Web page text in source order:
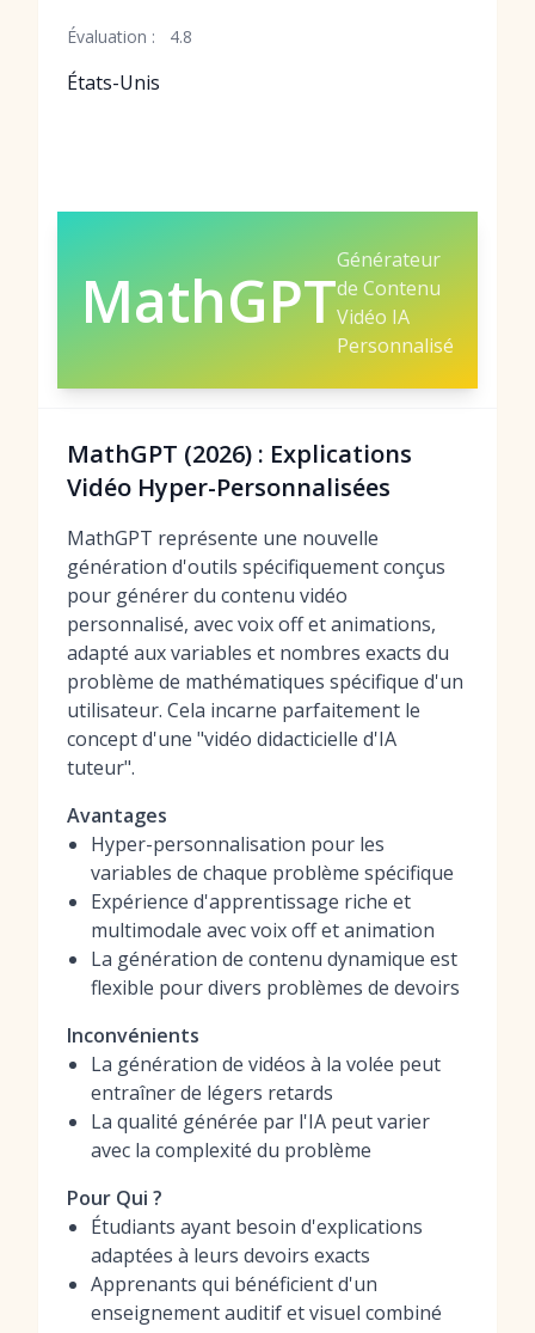
Évaluation : 4.8
États-Unis
MathGPT
Générateur
de Contenu
Vidéo IA
Personnalisé
MathGPT (2026) : Explications
Vidéo Hyper-Personnalisées
MathGPT représente une nouvelle
génération d'outils spécifiquement conçus
pour générer du contenu vidéo
personnalisé, avec voix off et animations,
adapté aux variables et nombres exacts du
problème de mathématiques spécifique d'un
utilisateur. Cela incarne parfaitement le
concept d'une "vidéo didacticielle d'IA
tuteur".
Avantages
Hyper-personnalisation pour les
variables de chaque problème spécifique
Expérience d'apprentissage riche et
multimodale avec voix off et animation
La génération de contenu dynamique est
flexible pour divers problèmes de devoirs
Inconvénients
La génération de vidéos à la volée peut
entraîner de légers retards
La qualité générée par l'IA peut varier
avec la complexité du problème
Pour Qui ?
Étudiants ayant besoin d'explications
adaptées à leurs devoirs exacts
Apprenants qui bénéficient d'un
enseignement auditif et visuel combiné